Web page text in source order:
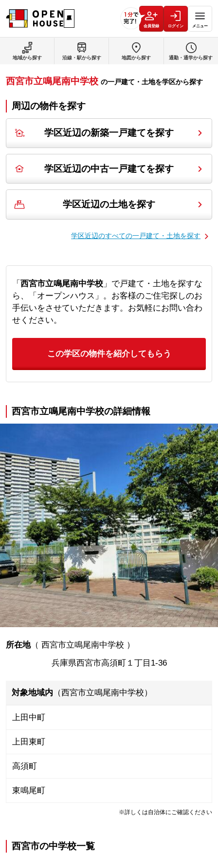
会員登録 ログイン メニュー
地域から探す 沿線・駅から探す 地図から探す 通勤・通学から探す
西宮市立鳴尾南中学校 の一戸建て・土地を学区から探す
周辺の物件を探す
学区近辺の新築一戸建てを探す
学区近辺の中古一戸建てを探す
学区近辺の土地を探す
学区近辺のすべての一戸建て・土地を探す
「 西宮市立鳴尾南中学校」で戸建て・土地を探すな
ら、「オープンハウス」。お客様のご住宅探しのお
手伝いをさせていただきます。お気軽にお問い合わ
せください。
この学区の物件を紹介してもらう
西宮市立鳴尾南中学校の詳細情報
所在地（ 西宮市立鳴尾南中学校 ）
兵庫県西宮市高須町１丁目1-36
対象地域内 （西宮市立鳴尾南中学校）
上田中町
上田東町
高須町
東鳴尾町
※詳しくは自治体にご確認ください
西宮市の中学校一覧